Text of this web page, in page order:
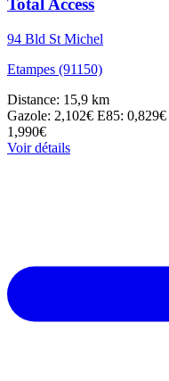
Total Access
94 Bld St Michel
Etampes (91150)
Distance: 15,9 km
Gazole: 2,102€ E85: 0,829€
1,990€
Voir détails